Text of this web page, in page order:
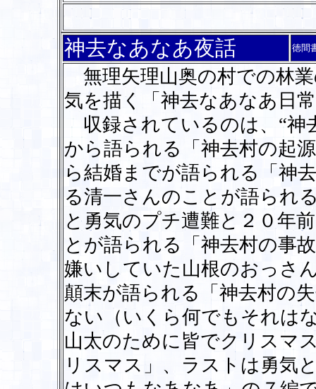
神去なあなあ夜話 徳間
無理矢理山奥の村での林
気を描く「神去なあなあ日
収録されているのは、“神
から語られる「神去村の起
ら結婚までが語られる「神
る清一さんのことが語られ
と勇気のプチ遭難と２０年
とが語られる「神去村の事
嫌いしていた山根のおっさ
顛末が語られる「神去村の
ない（いくら何でもそれは
山太のために皆でクリスマ
リスマス」、ラストは勇気